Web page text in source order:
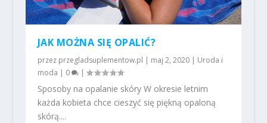
JAK MOŻNA SIĘ OPALIĆ?
przez przegladsuplementow.pl | maj 2, 2020| Uroda i
moda | 0 |
Sposoby na opalanie skóry W okresie letnim
każda kobieta chce cieszyć się piękną opaloną
skórą....